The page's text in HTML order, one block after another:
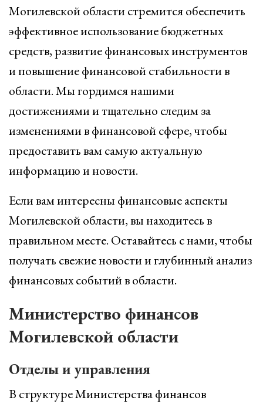
Могилевской области стремится обеспечить
эффективное использование бюджетных
средств, развитие финансовых инструментов
и повышение финансовой стабильности в
области. Мы гордимся нашими
достижениями и тщательно следим за
изменениями в финансовой сфере, чтобы
предоставить вам самую актуальную
информацию и новости.
Если вам интересны финансовые аспекты
Могилевской области, вы находитесь в
правильном месте. Оставайтесь с нами, чтобы
получать свежие новости и глубинный анализ
финансовых событий в области.
Министерство финансов
Могилевской области
Отделы и управления
В структуре Министерства финансов